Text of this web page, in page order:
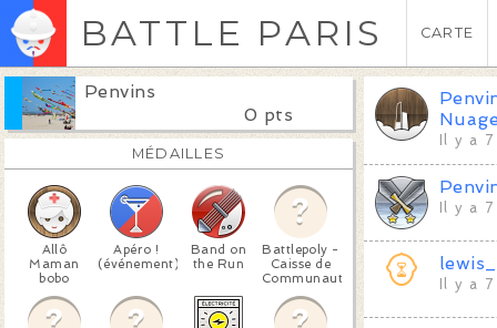
BATTLE PARIS CARTE
Penvins
0 pts
MÉDAILLES
Allô
Maman
bobo
Apéro !
(événement)
Band on
the Run
Battlepoly -
Caisse de
Communauté
Il y a
Il y a
Il y a